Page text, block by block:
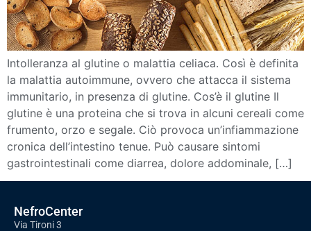
Intolleranza al glutine o malattia celiaca. Così è definita
la malattia autoimmune, ovvero che attacca il sistema
immunitario, in presenza di glutine. Cos’è il glutine Il
glutine è una proteina che si trova in alcuni cereali come
frumento, orzo e segale. Ciò provoca un’infiammazione
cronica dell’intestino tenue. Può causare sintomi
gastrointestinali come diarrea, dolore addominale, […]
NefroCenter
Via Tironi 3